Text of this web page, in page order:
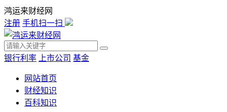
鸿运来财经网
注册 手机扫一扫
银行利率 上市公司 基金
网站首页
财经知识
百科知识